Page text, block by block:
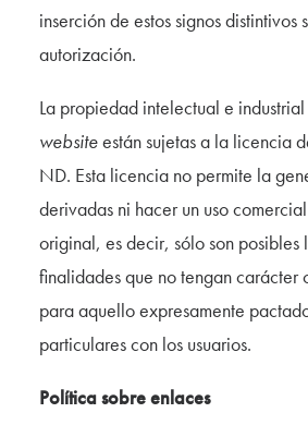
inserción de estos signos distintivos
autorización.
La propiedad intelectual e
websiteestán sujetas a la licencia
ND. Esta licencia no permite la
derivadas ni hacer un uso
original, es decir, sólo son posibles
finalidades que no tengan carácter
para aquello expresamente
particulares con los usuarios.
Política sobre enlaces